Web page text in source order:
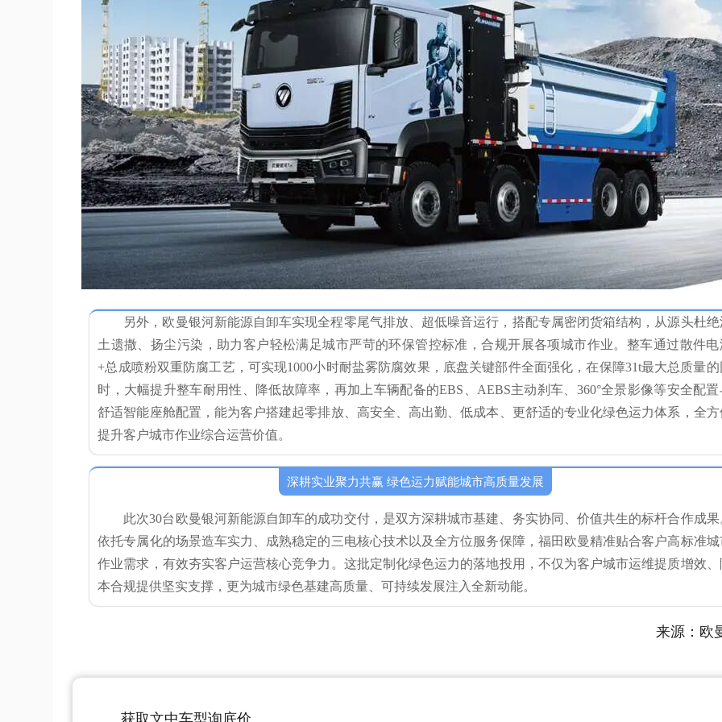
另外，欧曼银河新能源自卸车实现全程零尾气排放、超低噪音运行，搭配专属密闭货箱结构，从源头杜绝
土遗撒、扬尘污染，助力客户轻松满足城市严苛的环保管控标准，合规开展各项城市作业。整车通过散件电
+总成喷粉双重防腐工艺，可实现1000小时耐盐雾防腐效果，底盘关键部件全面强化，在保障31t最大总质量的
时，大幅提升整车耐用性、降低故障率，再加上车辆配备的EBS、AEBS主动刹车、360°全景影像等安全配置
舒适智能座舱配置，能为客户搭建起零排放、高安全、高出勤、低成本、更舒适的专业化绿色运力体系，全方
提升客户城市作业综合运营价值。
深耕实业聚力共赢 绿色运力赋能城市高质量发展
此次30台欧曼银河新能源自卸车的成功交付，是双方深耕城市基建、务实协同、价值共生的标杆合作成果
依托专属化的场景造车实力、成熟稳定的三电核心技术以及全方位服务保障，福田欧曼精准贴合客户高标准城
作业需求，有效夯实客户运营核心竞争力。这批定制化绿色运力的落地投用，不仅为客户城市运维提质增效、
本合规提供坚实支撑，更为城市绿色基建高质量、可持续发展注入全新动能。
来源：欧
获取文中车型询底价